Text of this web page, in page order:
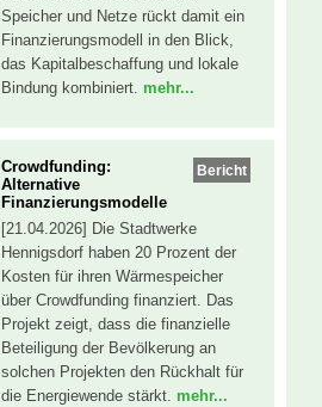
Speicher und Netze rückt damit ein
Finanzierungsmodell in den Blick,
das Kapitalbeschaffung und lokale
Bindung kombiniert. mehr...
Bericht
Crowdfunding:
Alternative
Finanzierungsmodelle
[21.04.2026] Die Stadtwerke
Hennigsdorf haben 20 Prozent der
Kosten für ihren Wärmespeicher
über Crowdfunding finanziert. Das
Projekt zeigt, dass die finanzielle
Beteiligung der Bevölkerung an
solchen Projekten den Rückhalt für
die Energiewende stärkt. mehr...